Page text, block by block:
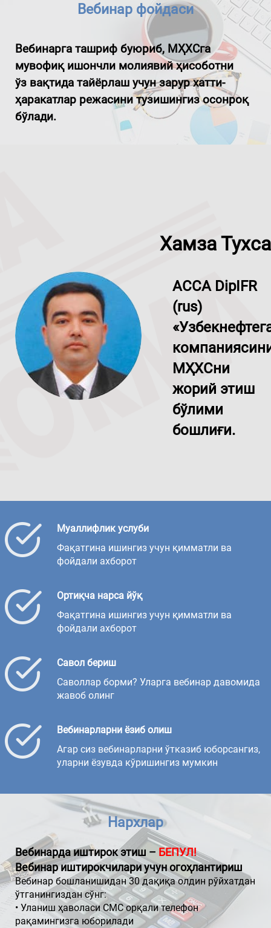
Вебинар фойдаси
Вебинарга ташриф буюриб, МҲХСга
мувофиқ ишончли молиявий ҳисоботни
ўз вақтида тайёрлаш учун зарур хатти-
ҳаракатлар режасини тузишингиз осонроқ
бўлади.
Хамза
ACCA DipIFR
(rus)
МҲХСни
жорий этиш
бўлими
бошлиғи.
Муаллифлик услуби
Фақатгина ишингиз учун қимматли ва
фойдали ахборот
Ортиқча нарса йўқ
Фақатгина ишингиз учун қимматли ва
фойдали ахборот
Савол бериш
Саволлар борми? Уларга вебинар давомида
жавоб олинг
Вебинарларни ёзиб олиш
Агар сиз вебинарларни ўтказиб юборсангиз,
уларни ёзувда кўришингиз мумкин
Нархлар
Вебинарда иштирок этиш – БЕПУЛ!
Вебинар иштирокчилари учун огоҳлантириш
Вебинар бошланишидан 30 дақиқа олдин рўйхатдан
ўтганингиздан сўнг:
• Уланиш ҳаволаси СМС орқали телефон
рақамингизга юборилади